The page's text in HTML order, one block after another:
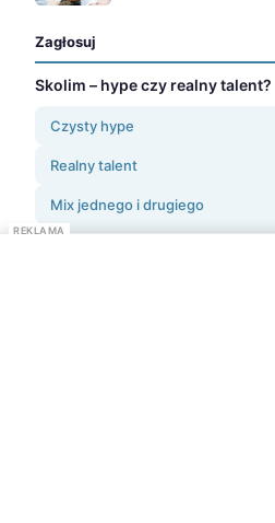
Zagłosuj
Skolim – hype czy realny talent?
Czysty hype
Realny talent
Mix jednego i drugiego
REKLAMA